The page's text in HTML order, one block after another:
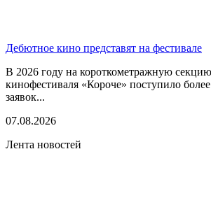
Дебютное кино представят на фестивале
В 2026 году на короткометражную
кинофестиваля «Короче» поступило
заявок...
07.08.2026
Лента новостей